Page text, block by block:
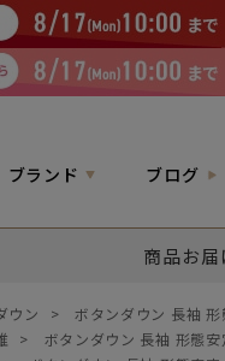
ブランド ブログ
商品お
ウン >
ボタンダウン 長袖
>
ボタンダウン 長袖 形態